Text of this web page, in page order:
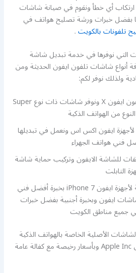
أي خطأ ونقوم في صيانة شاشات
بفضل خبرات ورشة تصليح هواتف في
تلفونات بالكويت.
التي نوفرها في خدمة تبديل شاشة
أنواع شاشات تلفون ايفون الحديثة ومن
ولذلك نوفر لكم:
خدمة تبديل شاشة تلفون ايفون X ونوفر شاشات ذات نوع Super
ايفون اكس اس ونعمل في تبديلها
فني هواتف الجهراء
للشاشة الايفون وتركيب حماية شاشة
التابلت
نعمل في تركيب شاشة لأجهزة ايفون 7 iPhone بخبرة أفضل فني
ايفون وبخبرة أجنبية بفضل خبرات
جميع مناطق الكويت
الأصلية الخاصة بالهواتف الذكية
المصنعة من قبل شركة آبل Apple Inc وبأسعار رخيصة مع كفالة عامة